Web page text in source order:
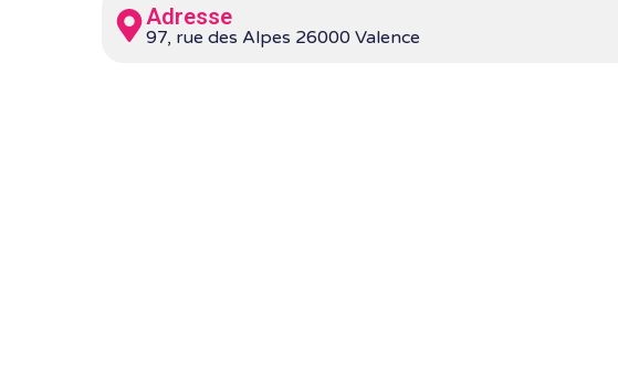
Adresse
97, rue des Alpes 26000 Valence